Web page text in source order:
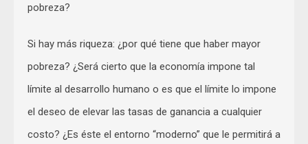
pobreza?
Si hay más riqueza: ¿por qué tiene que haber mayor
pobreza? ¿Será cierto que la economía impone tal
límite al desarrollo humano o es que el límite lo impone
el deseo de elevar las tasas de ganancia a cualquier
costo? ¿Es éste el entorno “moderno” que le permitirá a